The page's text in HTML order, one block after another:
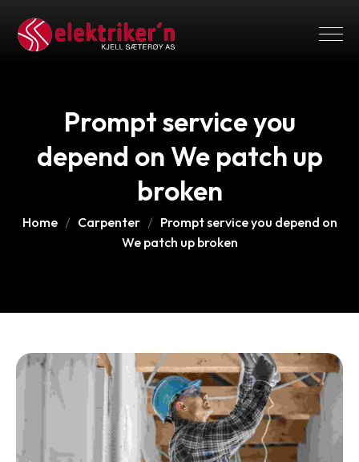
Prompt service you
depend on We patch up
broken
Home Carpenter
Prompt service you depend on
We patch up broken